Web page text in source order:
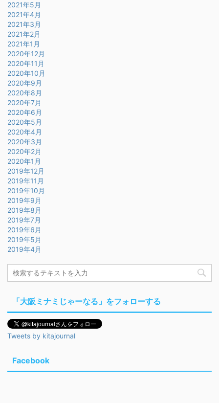
2021年5月
2021年4月
2021年3月
2021年2月
2021年1月
2020年12月
2020年11月
2020年10月
2020年9月
2020年8月
2020年7月
2020年6月
2020年5月
2020年4月
2020年3月
2020年2月
2020年1月
2019年12月
2019年11月
2019年10月
2019年9月
2019年8月
2019年7月
2019年6月
2019年5月
2019年4月
「大阪ミナミじゃーなる」をフォローする
Tweets by kitajournal
Facebook